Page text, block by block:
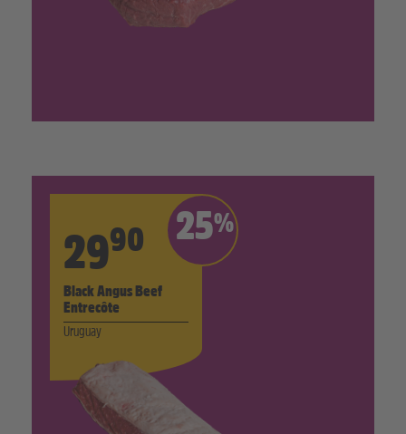
25%
2990
Black Angus Beef
Entrecôte
Uruguay